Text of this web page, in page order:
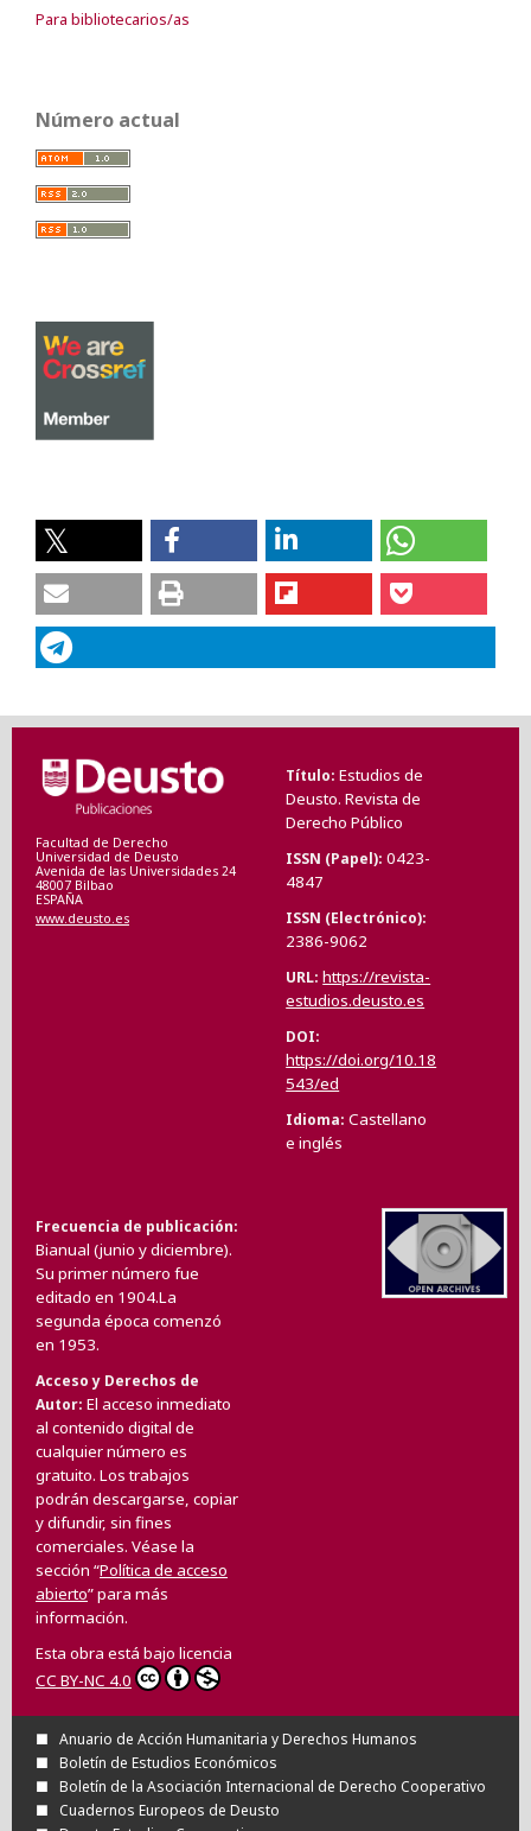
Para bibliotecarios/as
Número actual
Facultad de Derecho
Universidad de Deusto
Avenida de las Universidades 24
48007 Bilbao
ESPAÑA
www.deusto.es
Título Estudios de
Deusto. Revista de
Derecho Público
ISSN (Papel) 0423-
4847
ISSN (Electrónico)
2386-9062
URL https://revista-
estudios.deusto.es
DOI
https://doi.org/10.18
543/ed
Idioma Castellano
e inglés
Frecuencia de publicación
Bianual (junio y diciembre).
Su primer número fue
editado en 1904.La
segunda época comenzó
en 1953.
Acceso y Derechos de
Autor El acceso inmediato
al contenido digital de
cualquier número es
gratuito. Los trabajos
podrán descargarse, copiar
y difundir, sin fines
comerciales. Véase la
sección “Política de acceso
abierto” para más
información.
Esta obra está bajo licencia
CC BY-NC 4.0
Anuario de Acción Humanitaria y Derechos Humanos
Boletín de Estudios Económicos
Boletín de la Asociación Internacional de Derecho Cooperativo
Cuadernos Europeos de Deusto